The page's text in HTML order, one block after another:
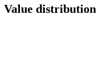
Value distribution